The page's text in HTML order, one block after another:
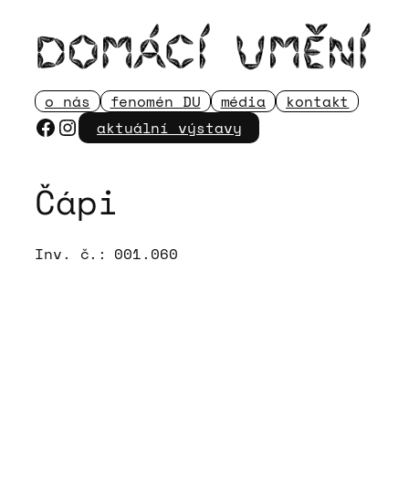
obsah
o nás fenomén DU média kontakt
Facebook
Instagram
aktuální výstavy
Čápi
Inv. č.: 001.060